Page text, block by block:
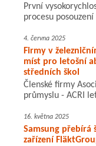
První
procesu
4. června 2025
Firmy v
míst pro letošní
středních škol
Členské firmy
průmyslu - ACRI
16. května 2025
Samsung přebírá
zařízení